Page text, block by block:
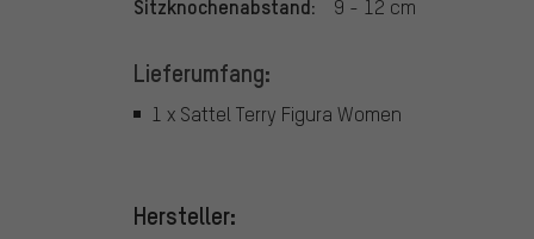
Sitzknochenabstand: 9 - 12 cm
Lieferumfang:
1 x Sattel Terry Figura Women
Hersteller: